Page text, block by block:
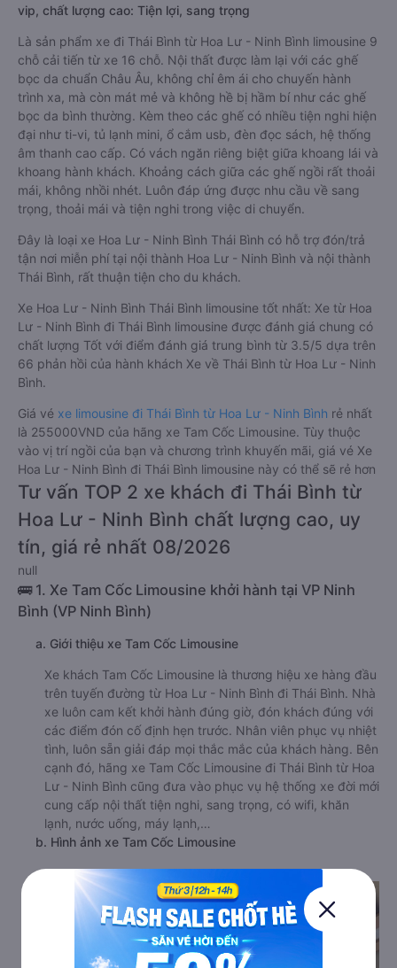
vip, chất lượng cao: Tiện lợi, sang trọng
Là sản phẩm xe đi Thái Bình từ Hoa Lư - Ninh Bình limousine 9
chỗ cải tiến từ xe 16 chỗ. Nội thất được làm lại với các ghế
bọc da chuẩn Châu Âu, không chỉ êm ái cho chuyến hành
trình xa, mà còn mát mẻ và không hề bị hầm bí như các ghế
bọc da bình thường. Kèm theo các ghế có nhiều tiện nghi hiện
đại như ti-vi, tủ lạnh mini, ổ cắm usb, đèn đọc sách, hệ thống
âm thanh cao cấp. Có vách ngăn riêng biệt giữa khoang lái và
khoang hành khách. Khoảng cách giữa các ghế ngồi rất thoải
mái, không nhồi nhét. Luôn đáp ứng được nhu cầu về sang
trọng, thoải mái và tiện nghi trong việc di chuyển.
Đây là loại xe Hoa Lư - Ninh Bình Thái Bình có hỗ trợ đón/trả
tận nơi miễn phí tại nội thành Hoa Lư - Ninh Bình và nội thành
Thái Bình, rất thuận tiện cho du khách.
Xe Hoa Lư - Ninh Bình Thái Bình limousine tốt nhất: Xe từ Hoa
Lư - Ninh Bình đi Thái Bình limousine được đánh giá chung có
chất lượng Tốt với điểm đánh giá trung bình từ 3.5/5 dựa trên
66 phản hồi của hành khách Xe về Thái Bình từ Hoa Lư - Ninh
Bình.
Giá vé xe limousine đi Thái Bình từ Hoa Lư - Ninh Bình rẻ nhất
là 255000VND của hãng xe Tam Cốc Limousine. Tùy thuộc
vào vị trí ngồi của bạn và chương trình khuyến mãi, giá vé Xe
Hoa Lư - Ninh Bình đi Thái Bình limousine này có thể sẽ rẻ hơn
Tư vấn TOP 2 xe khách đi Thái Bình từ
Hoa Lư - Ninh Bình chất lượng cao, uy
tín, giá rẻ nhất 08/2026
null
🚌 1. Xe Tam Cốc Limousine khởi hành tại VP Ninh
Bình (VP Ninh Bình)
a. Giới thiệu xe Tam Cốc Limousine
Xe khách Tam Cốc Limousine là thương hiệu xe hàng đầu
trên tuyến đường từ Hoa Lư - Ninh Bình đi Thái Bình. Nhà
xe luôn cam kết khởi hành đúng giờ, đón khách đúng với
các điểm đón cố định hẹn trước. Nhân viên phục vụ nhiệt
tình, luôn sẵn giải đáp mọi thắc mắc của khách hàng. Bên
cạnh đó, hãng xe Tam Cốc Limousine đi Thái Bình từ Hoa
Lư - Ninh Bình cũng đưa vào phục vụ hệ thống xe đời mới
cung cấp nội thất tiện nghi, sang trọng, có wifi, khăn
lạnh, nước uống, máy lạnh,…
b. Hình ảnh xe Tam Cốc Limousine